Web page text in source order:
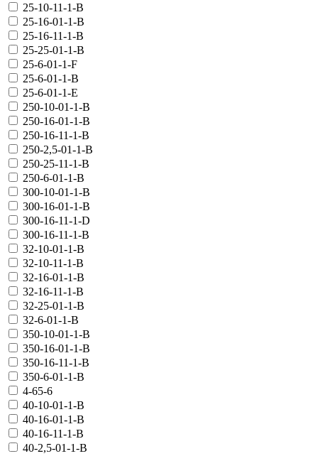
25-10-11-1-В
25-16-01-1-В
25-16-11-1-В
25-25-01-1-В
25-6-01-1-F
25-6-01-1-В
25-6-01-1-Е
250-10-01-1-В
250-16-01-1-В
250-16-11-1-В
250-2,5-01-1-В
250-25-11-1-В
250-6-01-1-В
300-10-01-1-В
300-16-01-1-В
300-16-11-1-D
300-16-11-1-В
32-10-01-1-В
32-10-11-1-В
32-16-01-1-В
32-16-11-1-В
32-25-01-1-В
32-6-01-1-В
350-10-01-1-В
350-16-01-1-В
350-16-11-1-В
350-6-01-1-В
4-65-6
40-10-01-1-В
40-16-01-1-В
40-16-11-1-В
40-2,5-01-1-В